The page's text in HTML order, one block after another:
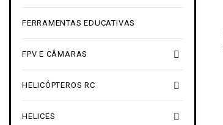
FERRAMENTAS EDUCATIVAS

FPV E CÂMARAS

HELICÓPTEROS RC

HELICES